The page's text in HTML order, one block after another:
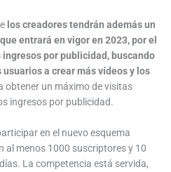
los creadores tendrán además un
entrará en vigor en 2023, por el
ingresos por publicidad, buscando
a crear más vídeos y los
obtener un máximo de visitas
ingresos por publicidad.
en el nuevo esquema
al menos 1000 suscriptores y 10
La competencia está servida,